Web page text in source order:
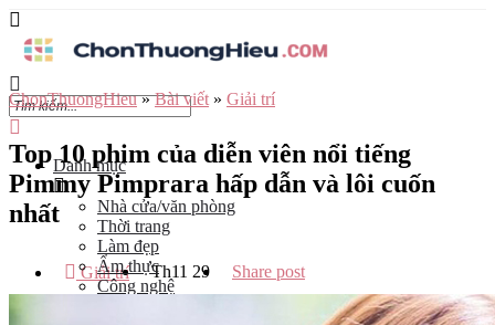
Danh mục
Nhà cửa/văn phòng
Thời trang
Làm đẹp
Ẩm thực
Công nghệ
ChonThuongHieu»Bài viết » Giải trí
Top 10 phim của diễn viên nổi tiếng
Pimmy Pimprara hấp dẫn và lôi cuốn
nhất
Giải trí Th11 29 Share post